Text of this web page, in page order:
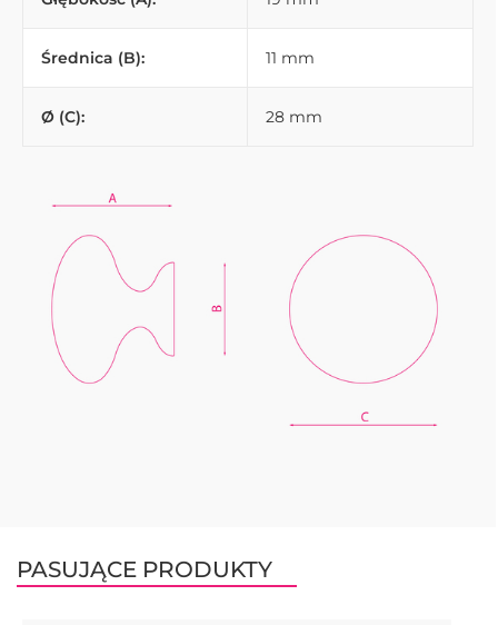
Średnica (B): 11 mm
Ø (C): 28 mm
PASUJĄCE PRODUKTY